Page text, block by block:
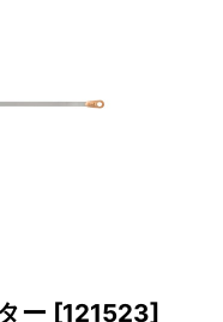
ー [121523]